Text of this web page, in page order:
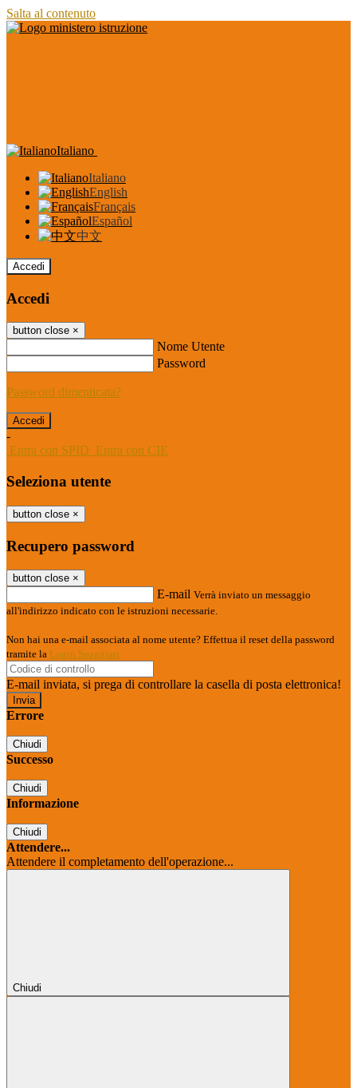
Salta al contenuto
Italiano
Italiano
English
Français
Español
中文
Accedi
Accedi
button close ×
Nome Utente
Password
Password dimenticata?
-
Entra con SPID Entra con CIE
Seleziona utente
button close ×
Recupero password
button close ×
E-mail Verrà inviato un messaggio
all'indirizzo indicato con le istruzioni necessarie.
Non hai una e-mail associata al nome utente? Effettua il reset della password
tramite la Login Spaggiari
E-mail inviata, si prega di controllare la casella di posta elettronica!
Errore
Chiudi
Successo
Chiudi
Informazione
Chiudi
Attendere...
Attendere il completamento dell'operazione...
Chiudi